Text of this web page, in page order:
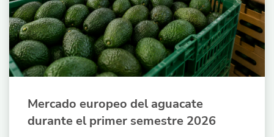
Mercado europeo del aguacate
durante el primer semestre 2026